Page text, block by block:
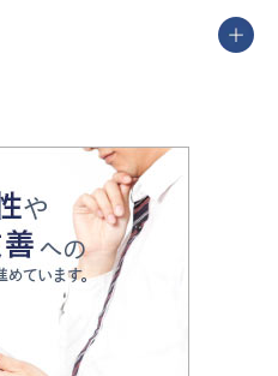
長野県
府 奈良県
和歌山県
県 広島県
高知県
ランキング
験を成功させる方法
目！最短距離の学力
室
験のリアル